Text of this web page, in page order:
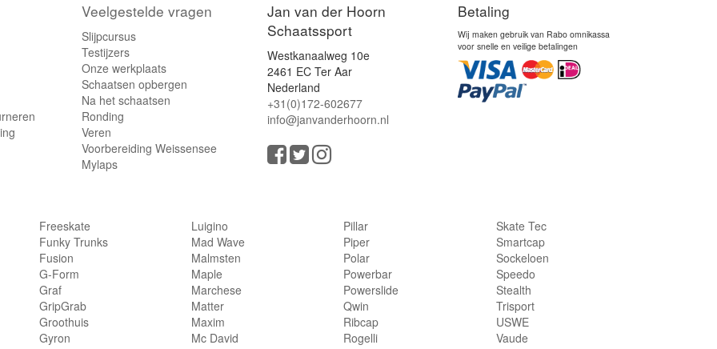
Veelgestelde vragen
Slijpcursus
Testijzers
Onze werkplaats
Schaatsen opbergen
Na het schaatsen
Ronding
Veren
Voorbereiding Weissensee
Mylaps
Jan van der Hoorn
Schaatssport
Westkanaalweg 10e
2461 EC Ter Aar
Nederland
+31(0)172-602677
info@janvanderhoorn.nl
Betaling
Wij maken gebruik van Rabo omnikassa
voor snelle en veilige betalingen
Freeskate
Funky Trunks
Fusion
G-Form
Graf
GripGrab
Groothuis
Gyron
Luigino
Mad Wave
Malmsten
Maple
Marchese
Matter
Maxim
Mc David
Pillar
Piper
Polar
Powerbar
Powerslide
Qwin
Ribcap
Rogelli
Skate Tec
Smartcap
Sockeloen
Speedo
Stealth
Trisport
USWE
Vaude